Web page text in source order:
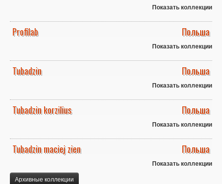
Показать коллекции
Profilab Польша
Показать коллекции
Tubadzin Польша
Показать коллекции
Tubadzin korzilius Польша
Показать коллекции
Tubadzin maciej zien Польша
Показать коллекции
Архивные коллекции